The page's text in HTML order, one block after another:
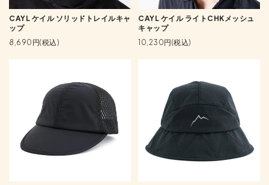
CAYL ケイル ソリッドトレイルキャ
ップ
8,690円(税込)
CAYL ケイル ライトCHKメッシュ
キャップ
10,230円(税込)